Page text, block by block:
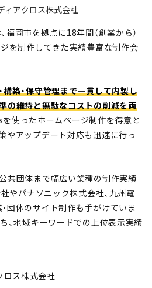
ィアクロス株式会社
福岡市を拠点に18年間（創業から）
を制作してきた実績豊富な制作会
構築・保守管理まで一貫して内製し
の維持と無駄なコストの削減を両
使ったホームページ制作を得意と
やアップデート対応も迅速に行っ
共団体まで幅広い業種の制作実績
やパナソニック株式会社、九州電
団体のサイト制作も手がけていま
、地域キーワードでの上位表示実績
ロス株式会社